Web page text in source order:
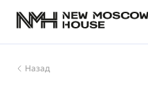
Назад